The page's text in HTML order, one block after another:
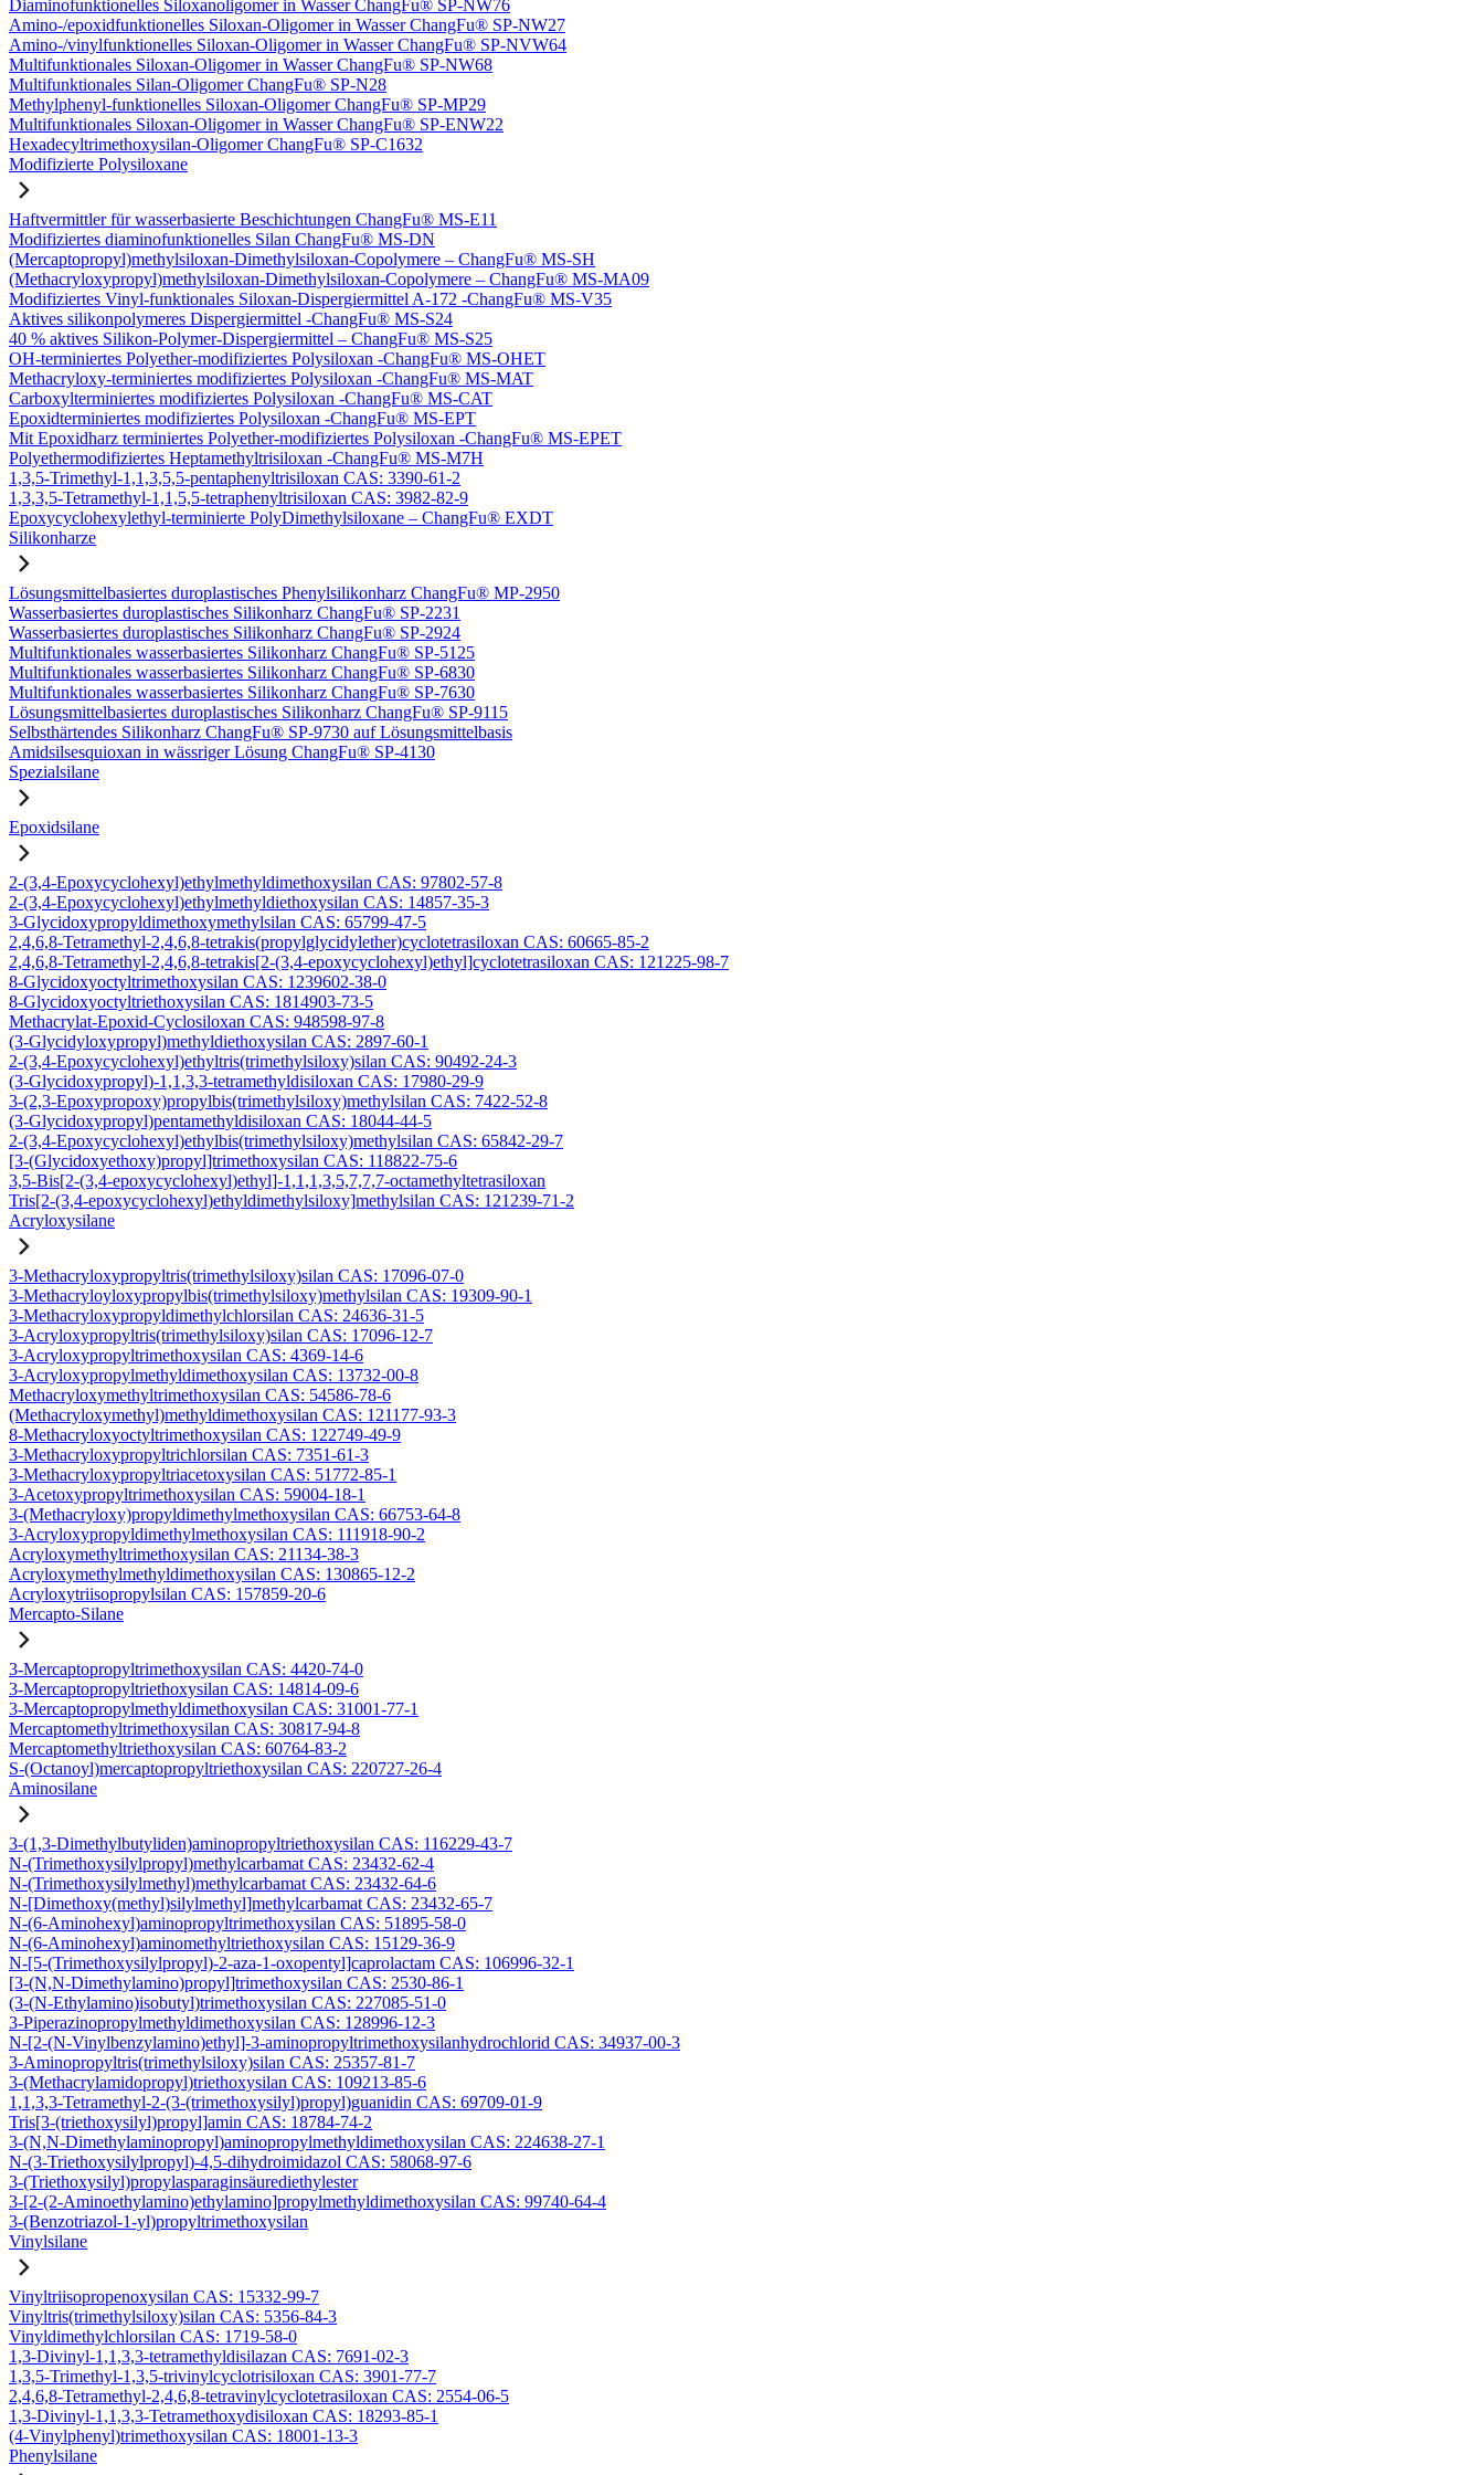
Diaminofunktionelles Siloxanoligomer in Wasser ChangFu® SP-NW76
Amino-/epoxidfunktionelles Siloxan-Oligomer in Wasser ChangFu® SP-NW27
Amino-/vinylfunktionelles Siloxan-Oligomer in Wasser ChangFu® SP-NVW64
Multifunktionales Siloxan-Oligomer in Wasser ChangFu® SP-NW68
Multifunktionales Silan-Oligomer ChangFu® SP-N28
Methylphenyl-funktionelles Siloxan-Oligomer ChangFu® SP-MP29
Multifunktionales Siloxan-Oligomer in Wasser ChangFu® SP-ENW22
Hexadecyltrimethoxysilan-Oligomer ChangFu® SP-C1632
Modifizierte Polysiloxane
Haftvermittler für wasserbasierte Beschichtungen ChangFu® MS-E11
Modifiziertes diaminofunktionelles Silan ChangFu® MS-DN
(Mercaptopropyl)methylsiloxan-Dimethylsiloxan-Copolymere – ChangFu® MS-SH
(Methacryloxypropyl)methylsiloxan-Dimethylsiloxan-Copolymere – ChangFu® MS-MA09
Modifiziertes Vinyl-funktionales Siloxan-Dispergiermittel A-172 -ChangFu® MS-V35
Aktives silikonpolymeres Dispergiermittel -ChangFu® MS-S24
40 % aktives Silikon-Polymer-Dispergiermittel – ChangFu® MS-S25
OH-terminiertes Polyether-modifiziertes Polysiloxan -ChangFu® MS-OHET
Methacryloxy-terminiertes modifiziertes Polysiloxan -ChangFu® MS-MAT
Carboxylterminiertes modifiziertes Polysiloxan -ChangFu® MS-CAT
Epoxidterminiertes modifiziertes Polysiloxan -ChangFu® MS-EPT
Mit Epoxidharz terminiertes Polyether-modifiziertes Polysiloxan -ChangFu® MS-EPET
Polyethermodifiziertes Heptamethyltrisiloxan -ChangFu® MS-M7H
1,3,5-Trimethyl-1,1,3,5,5-pentaphenyltrisiloxan CAS: 3390-61-2
1,3,3,5-Tetramethyl-1,1,5,5-tetraphenyltrisiloxan CAS: 3982-82-9
Epoxycyclohexylethyl-terminierte PolyDimethylsiloxane – ChangFu® EXDT
Silikonharze
Lösungsmittelbasiertes duroplastisches Phenylsilikonharz ChangFu® MP-2950
Wasserbasiertes duroplastisches Silikonharz ChangFu® SP-2231
Wasserbasiertes duroplastisches Silikonharz ChangFu® SP-2924
Multifunktionales wasserbasiertes Silikonharz ChangFu® SP-5125
Multifunktionales wasserbasiertes Silikonharz ChangFu® SP-6830
Multifunktionales wasserbasiertes Silikonharz ChangFu® SP-7630
Lösungsmittelbasiertes duroplastisches Silikonharz ChangFu® SP-9115
Selbsthärtendes Silikonharz ChangFu® SP-9730 auf Lösungsmittelbasis
Amidsilsesquioxan in wässriger Lösung ChangFu® SP-4130
Spezialsilane
Epoxidsilane
2-(3,4-Epoxycyclohexyl)ethylmethyldimethoxysilan CAS: 97802-57-8
2-(3,4-Epoxycyclohexyl)ethylmethyldiethoxysilan CAS: 14857-35-3
3-Glycidoxypropyldimethoxymethylsilan CAS: 65799-47-5
2,4,6,8-Tetramethyl-2,4,6,8-tetrakis(propylglycidylether)cyclotetrasiloxan CAS: 60665-85-2
2,4,6,8-Tetramethyl-2,4,6,8-tetrakis[2-(3,4-epoxycyclohexyl)ethyl]cyclotetrasiloxan CAS: 121225-98-7
8-Glycidoxyoctyltrimethoxysilan CAS: 1239602-38-0
8-Glycidoxyoctyltriethoxysilan CAS: 1814903-73-5
Methacrylat-Epoxid-Cyclosiloxan CAS: 948598-97-8
(3-Glycidyloxypropyl)methyldiethoxysilan CAS: 2897-60-1
2-(3,4-Epoxycyclohexyl)ethyltris(trimethylsiloxy)silan CAS: 90492-24-3
(3-Glycidoxypropyl)-1,1,3,3-tetramethyldisiloxan CAS: 17980-29-9
3-(2,3-Epoxypropoxy)propylbis(trimethylsiloxy)methylsilan CAS: 7422-52-8
(3-Glycidoxypropyl)pentamethyldisiloxan CAS: 18044-44-5
2-(3,4-Epoxycyclohexyl)ethylbis(trimethylsiloxy)methylsilan CAS: 65842-29-7
[3-(Glycidoxyethoxy)propyl]trimethoxysilan CAS: 118822-75-6
3,5-Bis[2-(3,4-epoxycyclohexyl)ethyl]-1,1,1,3,5,7,7,7-octamethyltetrasiloxan
Tris[2-(3,4-epoxycyclohexyl)ethyldimethylsiloxy]methylsilan CAS: 121239-71-2
Acryloxysilane
3-Methacryloxypropyltris(trimethylsiloxy)silan CAS: 17096-07-0
3-Methacryloyloxypropylbis(trimethylsiloxy)methylsilan CAS: 19309-90-1
3-Methacryloxypropyldimethylchlorsilan CAS: 24636-31-5
3-Acryloxypropyltris(trimethylsiloxy)silan CAS: 17096-12-7
3-Acryloxypropyltrimethoxysilan CAS: 4369-14-6
3-Acryloxypropylmethyldimethoxysilan CAS: 13732-00-8
Methacryloxymethyltrimethoxysilan CAS: 54586-78-6
(Methacryloxymethyl)methyldimethoxysilan CAS: 121177-93-3
8-Methacryloxyoctyltrimethoxysilan CAS: 122749-49-9
3-Methacryloxypropyltrichlorsilan CAS: 7351-61-3
3-Methacryloxypropyltriacetoxysilan CAS: 51772-85-1
3-Acetoxypropyltrimethoxysilan CAS: 59004-18-1
3-(Methacryloxy)propyldimethylmethoxysilan CAS: 66753-64-8
3-Acryloxypropyldimethylmethoxysilan CAS: 111918-90-2
Acryloxymethyltrimethoxysilan CAS: 21134-38-3
Acryloxymethylmethyldimethoxysilan CAS: 130865-12-2
Acryloxytriisopropylsilan CAS: 157859-20-6
Mercapto-Silane
3-Mercaptopropyltrimethoxysilan CAS: 4420-74-0
3-Mercaptopropyltriethoxysilan CAS: 14814-09-6
3-Mercaptopropylmethyldimethoxysilan CAS: 31001-77-1
Mercaptomethyltrimethoxysilan CAS: 30817-94-8
Mercaptomethyltriethoxysilan CAS: 60764-83-2
S-(Octanoyl)mercaptopropyltriethoxysilan CAS: 220727-26-4
Aminosilane
3-(1,3-Dimethylbutyliden)aminopropyltriethoxysilan CAS: 116229-43-7
N-(Trimethoxysilylpropyl)methylcarbamat CAS: 23432-62-4
N-(Trimethoxysilylmethyl)methylcarbamat CAS: 23432-64-6
N-[Dimethoxy(methyl)silylmethyl]methylcarbamat CAS: 23432-65-7
N-(6-Aminohexyl)aminopropyltrimethoxysilan CAS: 51895-58-0
N-(6-Aminohexyl)aminomethyltriethoxysilan CAS: 15129-36-9
N-[5-(Trimethoxysilylpropyl)-2-aza-1-oxopentyl]caprolactam CAS: 106996-32-1
[3-(N,N-Dimethylamino)propyl]trimethoxysilan CAS: 2530-86-1
(3-(N-Ethylamino)isobutyl)trimethoxysilan CAS: 227085-51-0
3-Piperazinopropylmethyldimethoxysilan CAS: 128996-12-3
N-[2-(N-Vinylbenzylamino)ethyl]-3-aminopropyltrimethoxysilanhydrochlorid CAS: 34937-00-3
3-Aminopropyltris(trimethylsiloxy)silan CAS: 25357-81-7
3-(Methacrylamidopropyl)triethoxysilan CAS: 109213-85-6
1,1,3,3-Tetramethyl-2-(3-(trimethoxysilyl)propyl)guanidin CAS: 69709-01-9
Tris[3-(triethoxysilyl)propyl]amin CAS: 18784-74-2
3-(N,N-Dimethylaminopropyl)aminopropylmethyldimethoxysilan CAS: 224638-27-1
N-(3-Triethoxysilylpropyl)-4,5-dihydroimidazol CAS: 58068-97-6
3-(Triethoxysilyl)propylasparaginsäurediethylester
3-[2-(2-Aminoethylamino)ethylamino]propylmethyldimethoxysilan CAS: 99740-64-4
3-(Benzotriazol-1-yl)propyltrimethoxysilan
Vinylsilane
Vinyltriisopropenoxysilan CAS: 15332-99-7
Vinyltris(trimethylsiloxy)silan CAS: 5356-84-3
Vinyldimethylchlorsilan CAS: 1719-58-0
1,3-Divinyl-1,1,3,3-tetramethyldisilazan CAS: 7691-02-3
1,3,5-Trimethyl-1,3,5-trivinylcyclotrisiloxan CAS: 3901-77-7
2,4,6,8-Tetramethyl-2,4,6,8-tetravinylcyclotetrasiloxan CAS: 2554-06-5
1,3-Divinyl-1,1,3,3-Tetramethoxydisiloxan CAS: 18293-85-1
(4-Vinylphenyl)trimethoxysilan CAS: 18001-13-3
Phenylsilane